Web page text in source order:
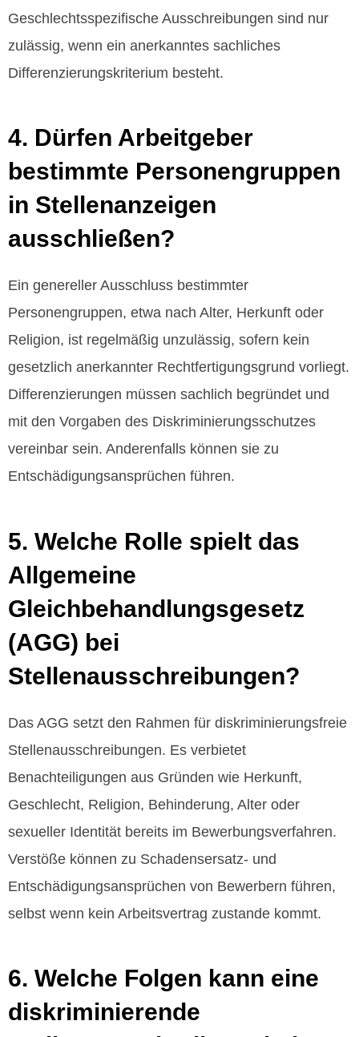
Geschlechtsspezifische Ausschreibungen sind nur
zulässig, wenn ein anerkanntes sachliches
Differenzierungskriterium besteht.
4. Dürfen Arbeitgeber
bestimmte Personengruppen
in Stellenanzeigen
ausschließen?
Ein genereller Ausschluss bestimmter
Personengruppen, etwa nach Alter, Herkunft oder
Religion, ist regelmäßig unzulässig, sofern kein
gesetzlich anerkannter Rechtfertigungsgrund vorliegt.
Differenzierungen müssen sachlich begründet und
mit den Vorgaben des Diskriminierungsschutzes
vereinbar sein. Anderenfalls können sie zu
Entschädigungsansprüchen führen.
5. Welche Rolle spielt das
Allgemeine
Gleichbehandlungsgesetz
(AGG) bei
Stellenausschreibungen?
Das AGG setzt den Rahmen für diskriminierungsfreie
Stellenausschreibungen. Es verbietet
Benachteiligungen aus Gründen wie Herkunft,
Geschlecht, Religion, Behinderung, Alter oder
sexueller Identität bereits im Bewerbungsverfahren.
Verstöße können zu Schadensersatz- und
Entschädigungsansprüchen von Bewerbern führen,
selbst wenn kein Arbeitsvertrag zustande kommt.
6. Welche Folgen kann eine
diskriminierende